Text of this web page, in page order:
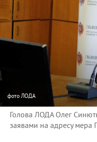
фото ЛОДА
Голова ЛОДА Олег
заявами на адресу мера